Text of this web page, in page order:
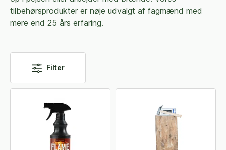
tilbehørsprodukter er nøje udvalgt af fagmænd med
mere end 25 års erfaring.
Filter